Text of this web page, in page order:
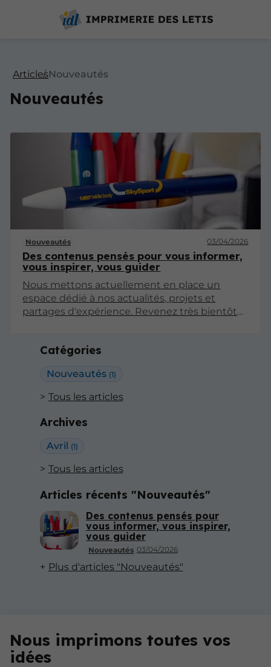
Catégories
Nouveautés (1)
Tous les articles
Archives
Avril (1)
Tous les articles
Articles récents "Nouveautés"
Nouveautés 03/04/2026
Des contenus pensés pour
vous informer, vous inspirer,
vous guider
Plus d'articles "Nouveautés"
ArticlesNouveautés
Nouveautés
Nouveautés 03/04/2026
Des contenus pensés pour vous informer,
vous inspirer, vous guider
Nous mettons actuellement en place un
espace dédié à nos actualités, projets et
partages d'expérience. Revenez très bientôt
Nous imprimons toutes vos
idées